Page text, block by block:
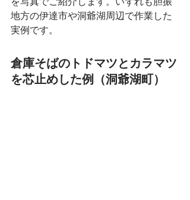
地方の伊達市や洞爺湖周辺で作業した
実例です。
倉庫そばのトドマツとカラマツ
を芯止めした例（洞爺湖町）